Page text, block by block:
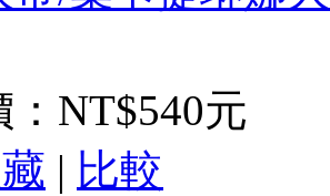
NT$540元
| 比較